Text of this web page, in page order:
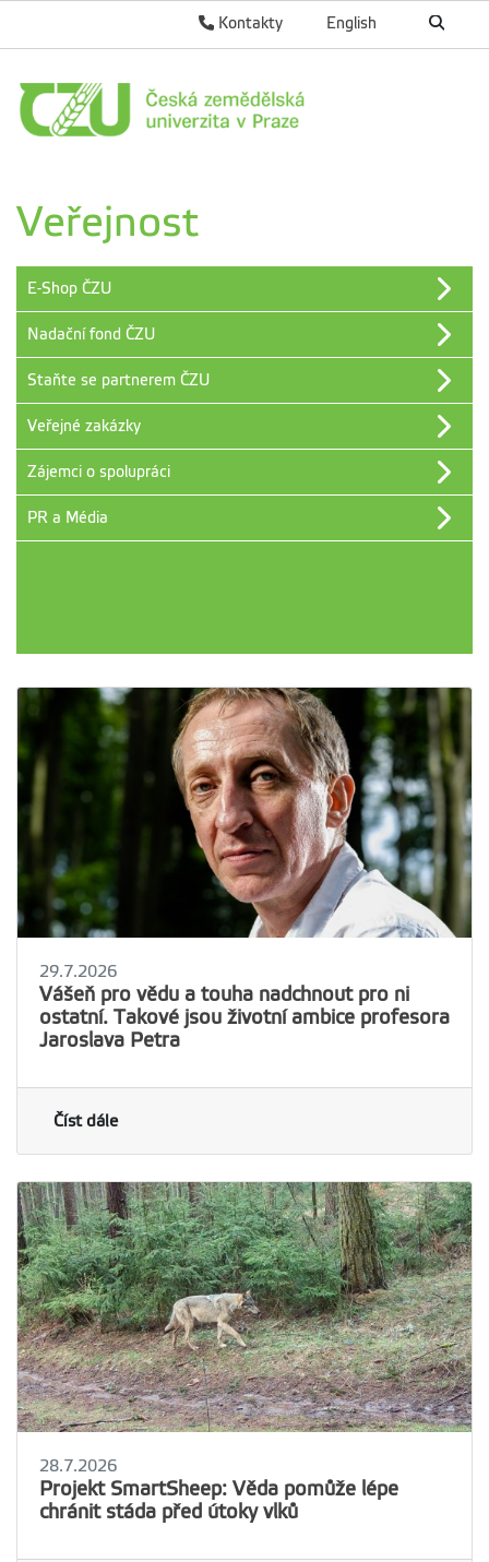
English
Kontakty
Veřejnost
E-Shop ČZU
Nadační fond ČZU
Staňte se partnerem ČZU
Veřejné zakázky
Zájemci o spolupráci
PR a Média
29.7.2026
Vášeň pro vědu a touha nadchnout pro ni
ostatní. Takové jsou životní ambice profesora
Jaroslava Petra
Číst dále
28.7.2026
Projekt SmartSheep: Věda pomůže lépe
chránit stáda před útoky vlků